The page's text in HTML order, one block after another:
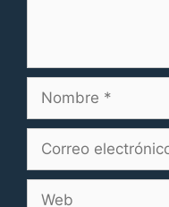
electrónico